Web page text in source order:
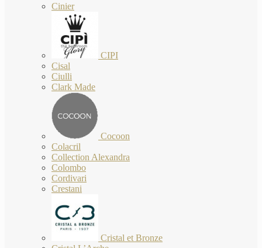
Cinier
CIPI
Cisal
Ciulli
Clark Made
Cocoon
Colacril
Collection Alexandra
Colombo
Cordivari
Crestani
Cristal et Bronze